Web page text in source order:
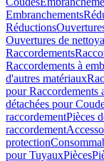
Embranchements
Réductions
Ouvertures de
Raccordements
Raccordements à
d'autres matériaux
pour Raccordements
détachées pour
raccordementPièces
raccordement
protection
pour TuyauxPièces